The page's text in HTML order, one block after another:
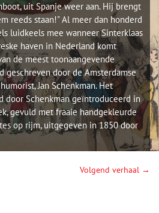
uit Spanje weer aan. Hij brengt
reeds staan!" Al meer dan honderd
luidkeels mee wanneer Sinterklaas
haven in Nederland komt
de meest toonaangevende
geschreven door de Amsterdamse
Jan Schenkman. Het
door Schenkman geïntroduceerd in
gevuld met fraaie handgekleurde
op rijm, uitgegeven in 1850 door
Volgend verhaal →